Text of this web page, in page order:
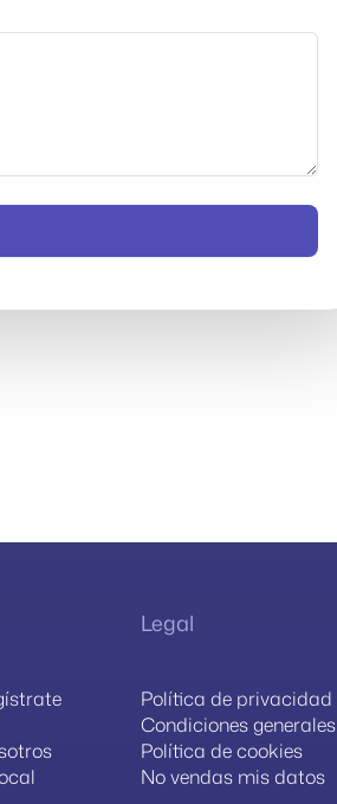
Legal
Política de privacidad
Condiciones generales
Política de cookies
No vendas mis datos